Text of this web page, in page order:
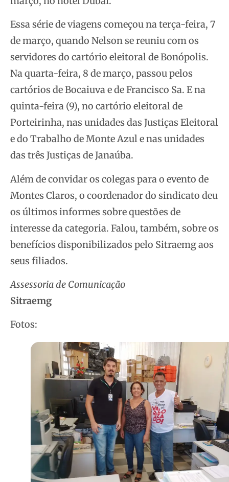
Essa série de viagens começou na terça-feira, 7
de março, quando Nelson se reuniu com os
servidores do cartório eleitoral de Bonópolis.
Na quarta-feira, 8 de março, passou pelos
cartórios de Bocaiuva e de Francisco Sa. E na
quinta-feira (9), no cartório eleitoral de
Porteirinha, nas unidades das Justiças Eleitoral
e do Trabalho de Monte Azul e nas unidades
das três Justiças de Janaúba.
Além de convidar os colegas para o evento de
Montes Claros, o coordenador do sindicato deu
os últimos informes sobre questões de
interesse da categoria. Falou, também, sobre os
benefícios disponibilizados pelo Sitraemg aos
seus filiados.
Assessoria de Comunicação
Sitraemg
Fotos: